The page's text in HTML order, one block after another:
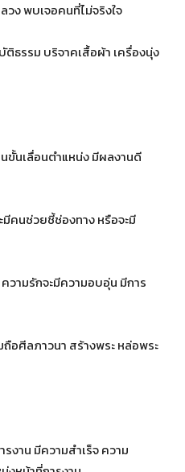
ง พบเจอคนที่ไม่จริงใจ
ธรรม บริจาคเสื้อผ้า เครื่องนุ่ง
ขั้นเลื่อนตำแหน่ง มีผลงานดี
มีคนช่วยชี้ช่องทาง หรือจะมี
วามรักจะมีความอบอุ่น มีการ
อศีลภาวนา สร้างพระ หล่อพระ
งาน มีความสำเร็จ ความ